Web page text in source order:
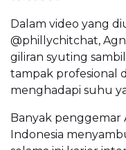
Dalam video yang
@phillychitchat,
giliran syuting
tampak profesional
menghadapi suhu
Banyak penggemar
Indonesia